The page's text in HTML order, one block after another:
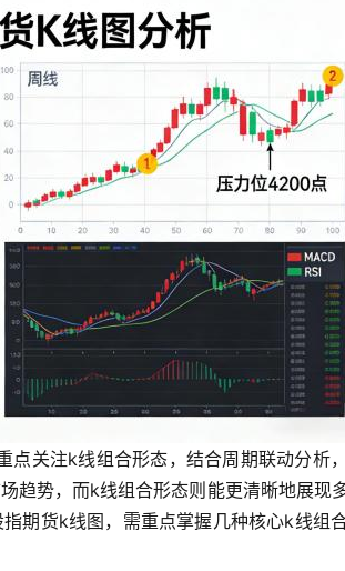
点关注k线组合形态，结合周期联动分析
趋势，而k线组合形态则能更清晰地展现
期货k线图，需重点掌握几种核心k线组